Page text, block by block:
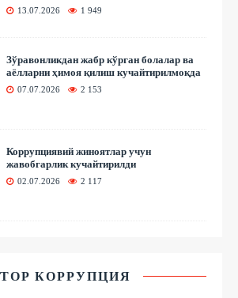
13.07.2026 1 949
Зўравонликдан жабр кўрган болалар ва
аёлларни ҳимоя қилиш кучайтирилмоқда
07.07.2026 2 153
Коррупциявий жиноятлар учун
жавобгарлик кучайтирилди
02.07.2026 2 117
КОРРУПЦИЯ